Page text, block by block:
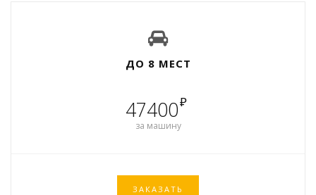
ДО 8 МЕСТ
47400₽
за машину
ЗАКАЗАТЬ